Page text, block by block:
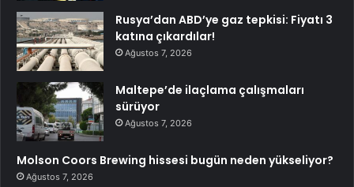
Rusya’dan ABD’ye gaz tepkisi: Fiyatı 3
katına çıkardılar!
Ağustos 7, 2026
Maltepe’de ilaçlama çalışmaları
sürüyor
Ağustos 7, 2026
Molson Coors Brewing hissesi bugün neden yükseliyor?
Ağustos 7, 2026